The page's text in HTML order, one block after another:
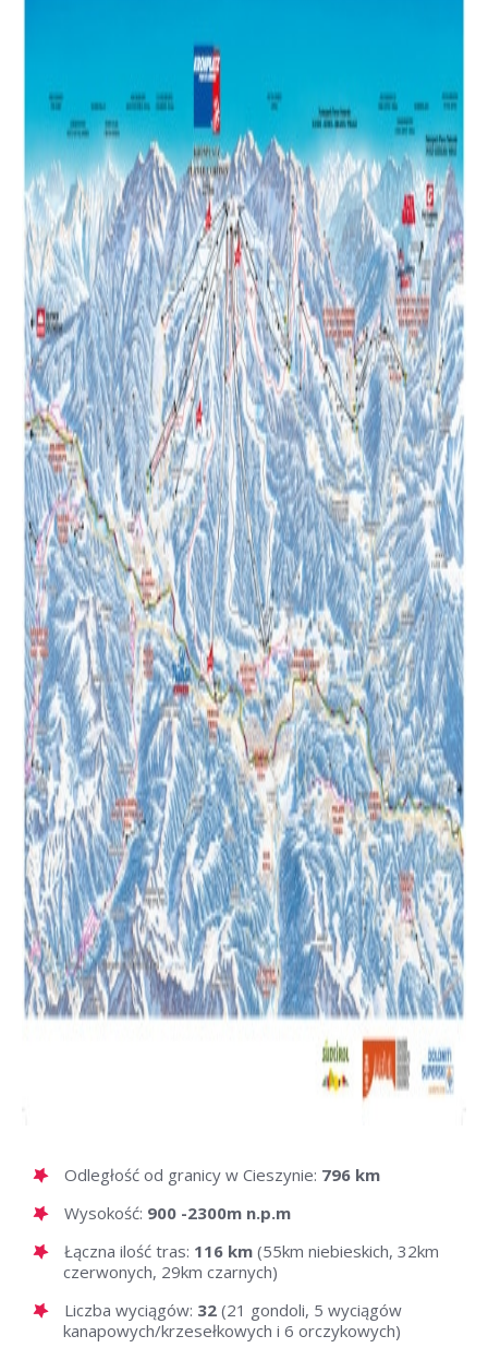
Odległość od granicy w Cieszynie: 796 km
Wysokość: 900 -2300m n.p.m
Łączna ilość tras: 116 km (55km niebieskich, 32km
czerwonych, 29km czarnych)
Liczba wyciągów: 32 (21 gondoli, 5 wyciągów
kanapowych/krzesełkowych i 6 orczykowych)